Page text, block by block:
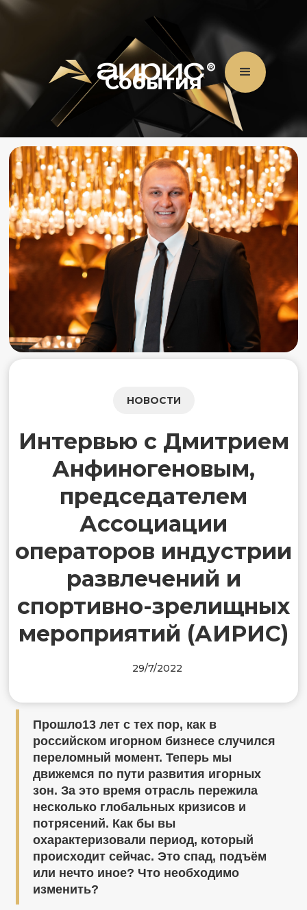
События
НОВОСТИ
Интервью с Дмитрием
Анфиногеновым,
председателем
Ассоциации
операторов индустрии
развлечений и
спортивно-зрелищных
мероприятий (АИРИС)
29/7/2022
Прошло13 лет с тех пор, как в
российском игорном бизнесе случился
переломный момент. Теперь мы
движемся по пути развития игорных
зон. За это время отрасль пережила
несколько глобальных кризисов и
потрясений. Как бы вы
охарактеризовали период, который
происходит сейчас. Это спад, подъём
или нечто иное? Что необходимо
изменить?